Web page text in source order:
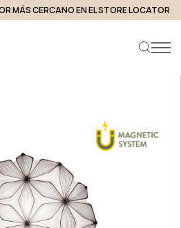
MÁS CERCANO EN EL STORE LOCATOR